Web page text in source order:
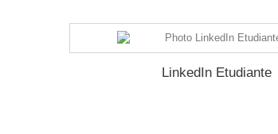
LinkedIn Etudiante